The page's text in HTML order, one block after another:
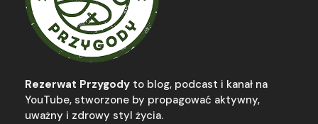
Rezerwat Przygody to blog, podcast i kanał na
YouTube, stworzone by propagować aktywny,
uważny i zdrowy styl życia.